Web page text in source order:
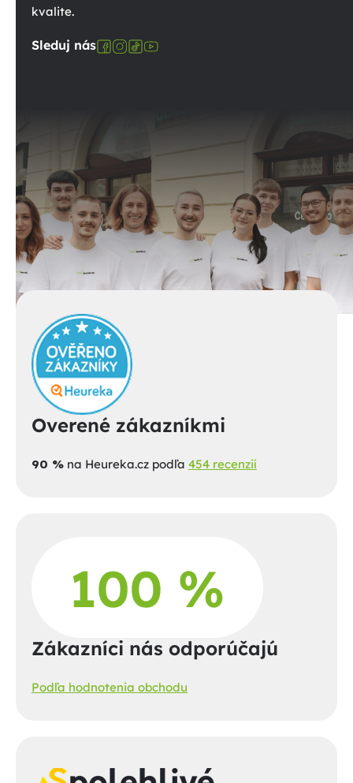
kvalite.
Sleduj nás
Overené zákazníkmi
90 % na Heureka.cz podľa 454 recenzií
Zákazníci nás odporúčajú
Podľa hodnotenia obchodu